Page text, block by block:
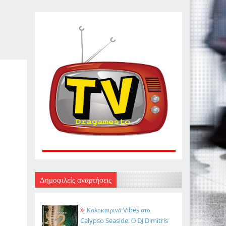
Δημοφιλείς αναρτήσεις
Καλοκαιρινά Vibes στο
Calypso Seaside: Ο DJ Dimitris